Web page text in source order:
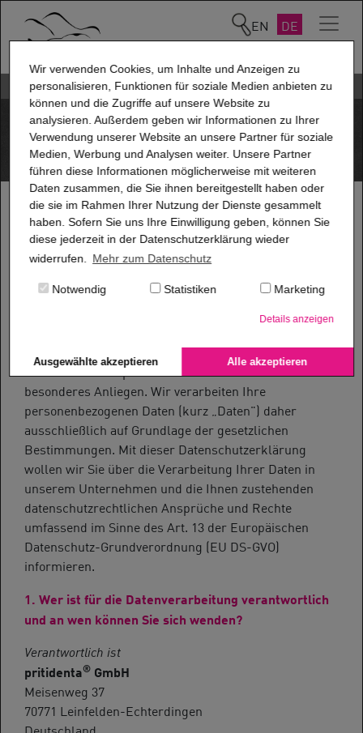
Wir verwenden Cookies, um Inhalte und Anzeigen zu
personalisieren, Funktionen für soziale Medien anbieten zu
können und die Zugriffe auf unsere Website zu
analysieren. Außerdem geben wir Informationen zu Ihrer
Verwendung unserer Website an unsere Partner für soziale
Medien, Werbung und Analysen weiter. Unsere Partner
führen diese Informationen möglicherweise mit weiteren
Daten zusammen, die Sie ihnen bereitgestellt haben oder
die sie im Rahmen Ihrer Nutzung der Dienste gesammelt
haben. Sofern Sie uns Ihre Einwilligung geben, können Sie
diese jederzeit in der Datenschutzerklärung wieder
widerrufen.
Mehr zum Datenschutz
Notwendig Statistiken Marketing
Details anzeigen
Ausgewählte akzeptieren Alle akzeptieren
EN DE
Art. 13 DSGVO Informationspflichten
Informationspflichten
gem. Art.13 DS-GVO |
®
Der Schutz Ihrer persönlichen Daten ist uns ein
besonderes Anliegen. Wir verarbeiten Ihre
personenbezogenen Daten (kurz „Daten") daher
ausschließlich auf Grundlage der gesetzlichen
Bestimmungen. Mit dieser Datenschutzerklärung
wollen wir Sie über die Verarbeitung Ihrer Daten in
unserem Unternehmen und die Ihnen zustehenden
datenschutzrechtlichen Ansprüche und Rechte
umfassend im Sinne des Art. 13 der Europäischen
Datenschutz-Grundverordnung (EU DS-GVO)
informieren.
1. Wer ist für die Datenverarbeitung verantwortlich
und an wen können Sie sich wenden?
Verantwortlich ist
pritidenta® GmbH
Meisenweg 37
70771 Leinfelden-Echterdingen